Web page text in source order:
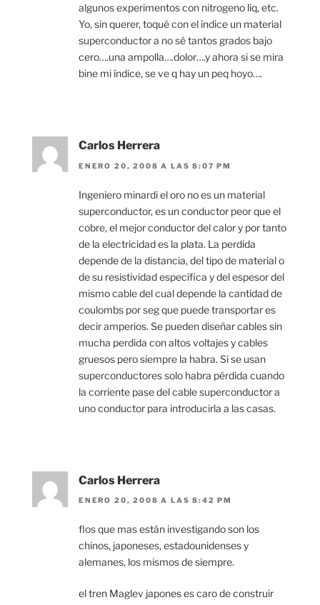
algunos experimentos con nitrogeno liq, etc.
Yo, sin querer, toqué con el índice un material
superconductor a no sé tantos grados bajo
cero….una ampolla….dolor….y ahora si se mira
bine mi índice, se ve q hay un peq hoyo….
Carlos Herrera
ENERO 20, 2008 A LAS 8:07 PM
Ingeniero minardi el oro no es un material
superconductor, es un conductor peor que el
cobre, el mejor conductor del calor y por tanto
de la electricidad es la plata. La perdida
depende de la distancia, del tipo de material o
de su resistividad específica y del espesor del
mismo cable del cual depende la cantidad de
coulombs por seg que puede transportar es
decir amperios. Se pueden diseñar cables sin
mucha perdida con altos voltajes y cables
gruesos pero siempre la habra. Si se usan
superconductores solo habra pérdida cuando
la corriente pase del cable superconductor a
uno conductor para introducirla a las casas.
Carlos Herrera
ENERO 20, 2008 A LAS 8:42 PM
flos que mas están investigando son los
chinos, japoneses, estadounidenses y
alemanes, los mismos de siempre.
el tren Maglev japones es caro de construir